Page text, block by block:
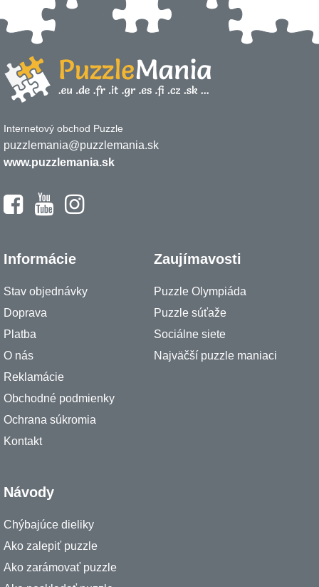
Internetový obchod Puzzle
puzzlemania@puzzlemania.sk
www.puzzlemania.sk
Informácie
Stav objednávky
Doprava
Platba
O nás
Reklamácie
Obchodné podmienky
Ochrana súkromia
Kontakt
Zaujímavosti
Puzzle Olympiáda
Puzzle súťaže
Sociálne siete
Najväčší puzzle maniaci
Návody
Chýbajúce dieliky
Ako zalepiť puzzle
Ako zarámovať puzzle